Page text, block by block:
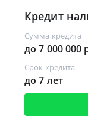
Кредит
Сумма кредита
до 7 000 000
Срок кредита
до 7 лет